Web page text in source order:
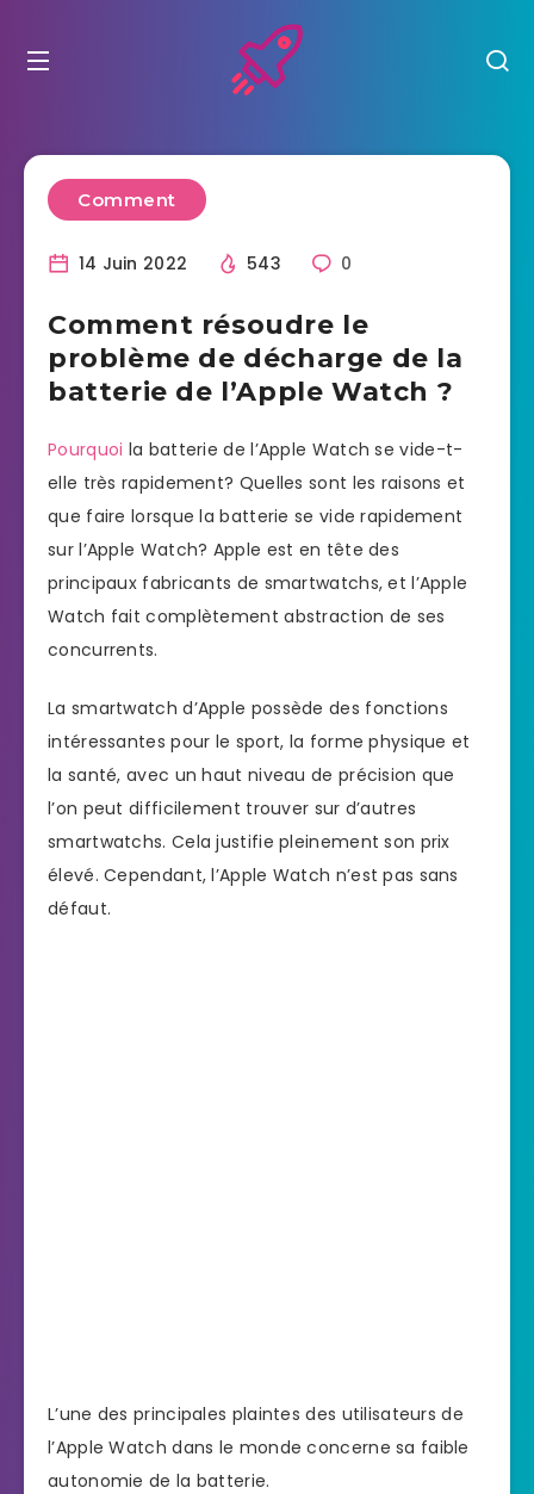
Comment
14 Juin 2022 543 0
Comment résoudre le
problème de décharge de la
batterie de l’Apple Watch ?
Pourquoi la batterie de l’Apple Watch se vide-t-
elle très rapidement? Quelles sont les raisons et
que faire lorsque la batterie se vide rapidement
sur l’Apple Watch? Apple est en tête des
principaux fabricants de smartwatchs, et l’Apple
Watch fait complètement abstraction de ses
concurrents.
La smartwatch d’Apple possède des fonctions
intéressantes pour le sport, la forme physique et
la santé, avec un haut niveau de précision que
l’on peut difficilement trouver sur d’autres
smartwatchs. Cela justifie pleinement son prix
élevé. Cependant, l’Apple Watch n’est pas sans
défaut.
L’une des principales plaintes des utilisateurs de
l’Apple Watch dans le monde concerne sa faible
autonomie de la batterie.